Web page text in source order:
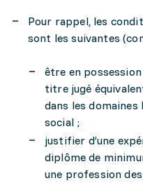
Pour rappel, les
sont les suivantes
être en possession
titre jugé
dans les domaines
social ;
justifier d’une
diplôme de
une profession